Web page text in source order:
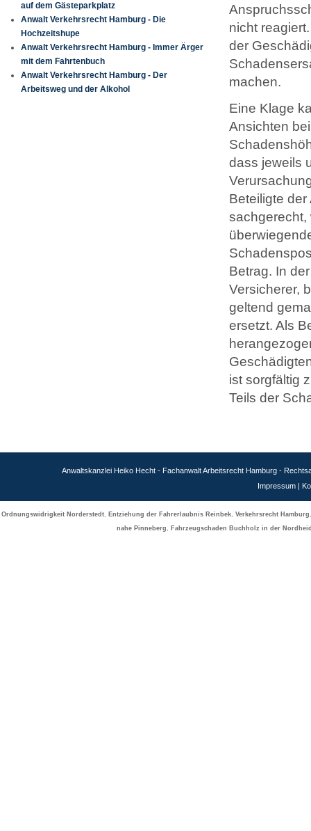
auf dem Gästeparkplatz
Anwalt Verkehrsrecht Hamburg - Die
Hochzeitshupe
Anwalt Verkehrsrecht Hamburg - Immer Ärger
mit dem Fahrtenbuch
Anwalt Verkehrsrecht Hamburg - Der
Arbeitsweg und der Alkohol
nicht
der
machen.
Eine Klage
Ansichten
dass jeweils
Beteiligte
sachgerecht,
Betrag. In
Versicherer,
geltend
ersetzt. Als
ist sorgfältig
Teils der
Anwaltskanzlei Heiko Hecht - Fachanwalt Arbeitsrecht Hamburg -
Impressum|
Ordnungswidrigkeit Norderstedt, Entziehung der Fahrerlaubnis Reinbek, Verkehrsrecht Hamburg
nahe Pinneberg, Fahrzeugschaden Buchholz in der